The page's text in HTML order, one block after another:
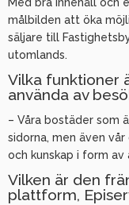
Med bra innehåll och
målbilden att öka
säljare till
utomlands.
Vilka funktioner
använda av
– Våra bostäder som
sidorna, men även
och kunskap i form
Vilken är den
plattform,